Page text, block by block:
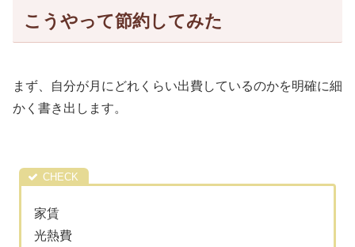
こうやって節約してみた
まず、自分が月にどれくらい出費しているのかを明確に細
かく書き出します。
家賃
光熱費